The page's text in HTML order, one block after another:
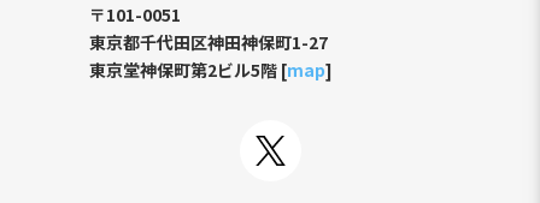
〒101-0051
東京都千代田区神田神保町1-27
東京堂神保町第2ビル5階 [map]